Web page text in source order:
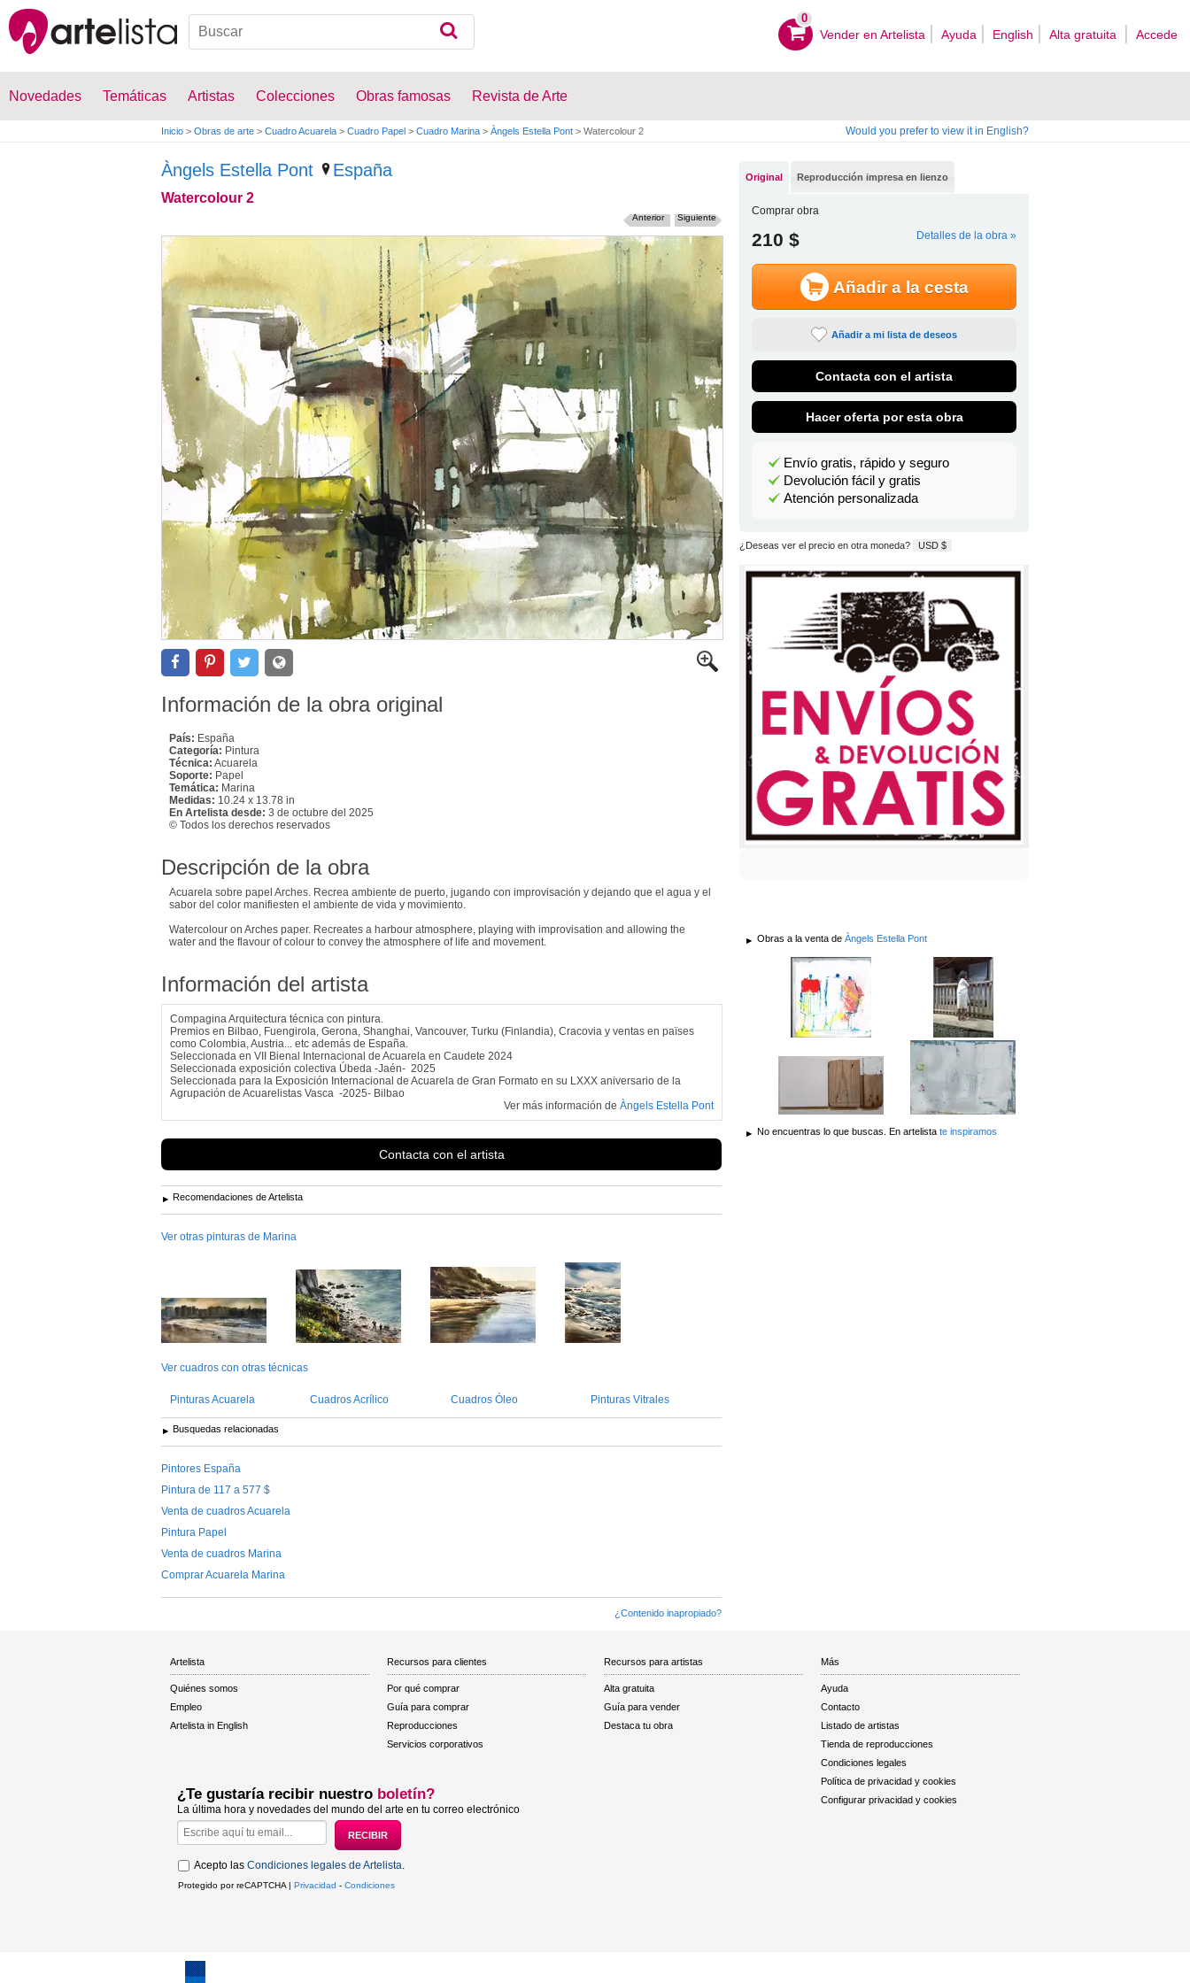
0
Vender en Artelista Ayuda English Alta gratuita Accede
Novedades Temáticas Artistas Colecciones Obras famosas Revista de Arte
Inicio > Obras de arte > Cuadro Acuarela > Cuadro Papel > Cuadro Marina > Àngels Estella Pont > Watercolour 2 Would you prefer to view it in English?
Àngels Estella Pont España
Watercolour 2
Siguiente
Anterior
Información de la obra original
País: España
Categoría: Pintura
Técnica: Acuarela
Soporte: Papel
Temática: Marina
Medidas: 10.24 x 13.78 in
En Artelista desde: 3 de octubre del 2025
© Todos los derechos reservados
Descripción de la obra
Acuarela sobre papel Arches. Recrea ambiente de puerto, jugando con improvisación y dejando que el agua y el
sabor del color manifiesten el ambiente de vida y movimiento.
Watercolour on Arches paper. Recreates a harbour atmosphere, playing with improvisation and allowing the
water and the flavour of colour to convey the atmosphere of life and movement.
Información del artista
Compagina Arquitectura técnica con pintura.
Premios en Bilbao, Fuengirola, Gerona, Shanghai, Vancouver, Turku (Finlandia), Cracovia y ventas en païses
como Colombia, Austria... etc además de España.
Seleccionada en VII Bienal Internacional de Acuarela en Caudete 2024
Seleccionada exposición colectiva Úbeda -Jaén- 2025
Seleccionada para la Exposición Internacional de Acuarela de Gran Formato en su LXXX aniversario de la
Agrupación de Acuarelistas Vasca -2025- Bilbao
Ver más información de Àngels Estella Pont
Contacta con el artista
Recomendaciones de Artelista
Ver otras pinturas de Marina
Ver cuadros con otras técnicas
Pinturas Acuarela Cuadros Acrílico Cuadros Óleo Pinturas Vitrales
Busquedas relacionadas
Pintores España
Pintura de 117 a 577 $
Venta de cuadros Acuarela
Pintura Papel
Venta de cuadros Marina
Comprar Acuarela Marina
¿Contenido inapropiado?
Original Reproducción impresa en lienzo
Comprar obra
210 $ Detalles de la obra »
Añadir a la cesta
Añadir a mi lista de deseos
Contacta con el artista
Hacer oferta por esta obra
Envío gratis, rápido y seguro
Devolución fácil y gratis
Atención personalizada
¿Deseas ver el precio en otra moneda? USD $
Obras a la venta de Àngels Estella Pont
No encuentras lo que buscas. En artelista te inspiramos
Artelista
Quiénes somos
Empleo
Artelista in English
Recursos para clientes
Por qué comprar
Guía para comprar
Reproducciones
Servicios corporativos
Recursos para artistas
Alta gratuita
Guía para vender
Destaca tu obra
Más
Ayuda
Contacto
Listado de artistas
Tienda de reproducciones
Condiciones legales
Política de privacidad y cookies
Configurar privacidad y cookies
¿Te gustaría recibir nuestro boletín?
La última hora y novedades del mundo del arte en tu correo electrónico
Acepto las Condiciones legales de Artelista
Protegido por reCAPTCHA | Privacidad - Condiciones